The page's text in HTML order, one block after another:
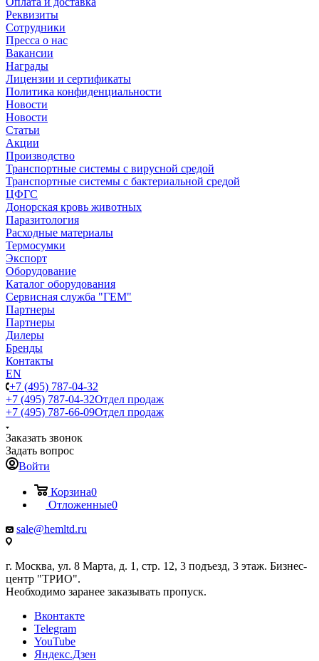
Реквизиты
Сотрудники
Пресса о нас
Вакансии
Награды
Лицензии и сертификаты
Политика конфиденциальности
Новости
Новости
Статьи
Акции
Производство
Транспортные системы с вирусной средой
Транспортные системы с бактериальной средой
ЦФГС
Донорская кровь животных
Паразитология
Расходные материалы
Термосумки
Экспорт
Оборудование
Каталог оборудования
Сервисная служба "ГЕМ"
Партнеры
Партнеры
Дилеры
Бренды
Контакты
EN
+7 (495) 787-04-32
+7 (495) 787-04-32Отдел продаж
+7 (495) 787-66-09Отдел продаж
Заказать звонок
Задать вопрос
Войти
Корзина0
Отложенные0
sale@hemltd.ru
г. Москва, ул. 8 Марта, д. 1, стр. 12, 3 подъезд, 3 этаж. Бизнес-
центр "ТРИО".
Необходимо заранее заказывать пропуск.
Вконтакте
Telegram
YouTube
Яндекс.Дзен